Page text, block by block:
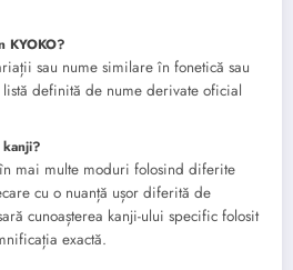
KYOKO?
sau nume similare în fonetică sau
definită de nume derivate oficial
kanji?
mai multe moduri folosind diferite
cu o nuanță ușor diferită de
cunoașterea kanji-ului specific folosit
exactă.